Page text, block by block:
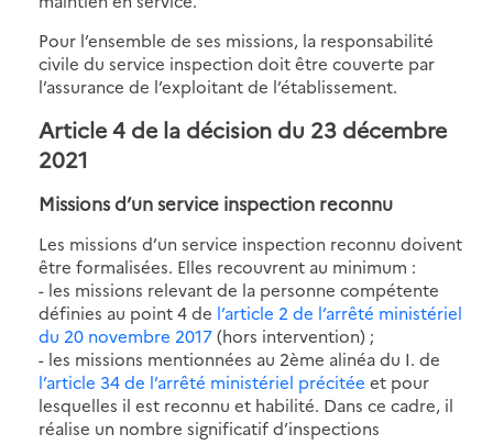
Pour l’ensemble de ses missions, la responsabilité
civile du service inspection doit être couverte par
l’assurance de l’exploitant de l’établissement.
Article 4 de la décision du 23 décembre
2021
Missions d’un service inspection reconnu
Les missions d’un service inspection reconnu doivent
être formalisées. Elles recouvrent au minimum :
- les missions relevant de la personne compétente
définies au point 4 de l’article 2 de l’arrêté ministériel
du 20 novembre 2017(hors intervention) ;
- les missions mentionnées au 2ème alinéa du I. de
l’article 34 de l’arrêté ministériel précitée et pour
lesquelles il est reconnu et habilité. Dans ce cadre, il
réalise un nombre significatif d’inspections